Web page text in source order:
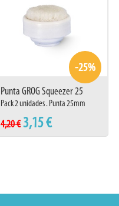
-25%
Punta GROG Squeezer 25
Pack 2 unidades . Punta 25mm
4,20 € 3,15 €